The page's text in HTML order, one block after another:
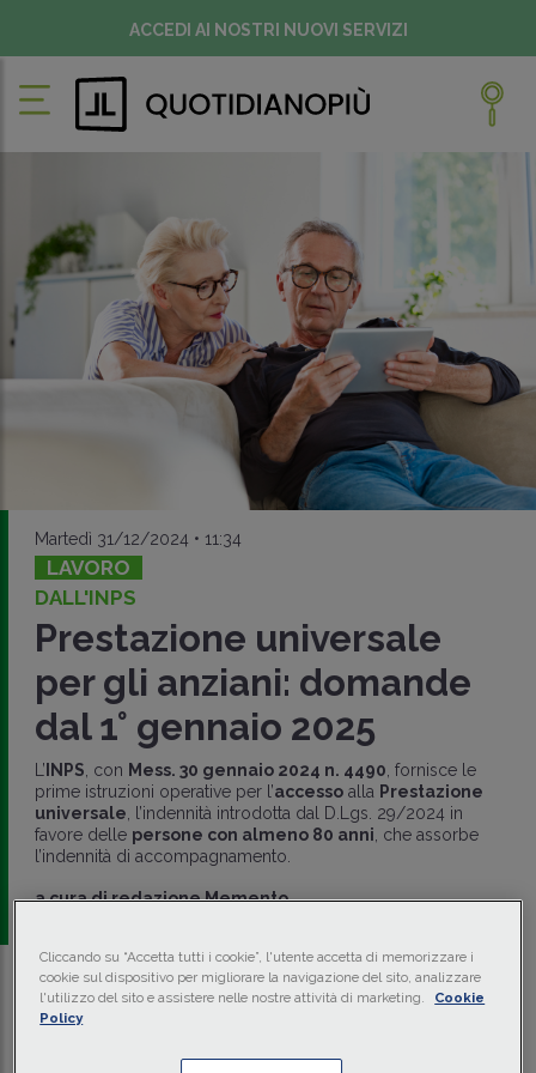
ACCEDI AI NOSTRI NUOVI SERVIZI
Martedì 31/12/2024 • 11:34
LAVORO
DALL'INPS
Prestazione universale
per gli anziani: domande
dal 1° gennaio 2025
L’ INPS , con Mess. 30 gennaio 2024 n. 4490 , fornisce le
prime istruzioni operative per l’accessoalla Prestazione
universale , l’indennità introdotta dal D.Lgs. 29/2024 in
favore delle persone con almeno 80 anni , che assorbe
l’indennità di accompagnamento.
a cura diredazione Memento
Traduci con IA Ascolta la news
Cliccando su “Accetta tutti i cookie”, l'utente accetta di memorizzare i
cookie sul dispositivo per migliorare la navigazione del sito, analizzare
l'utilizzo del sito e assistere nelle nostre attività di marketing.
Cookie
Policy